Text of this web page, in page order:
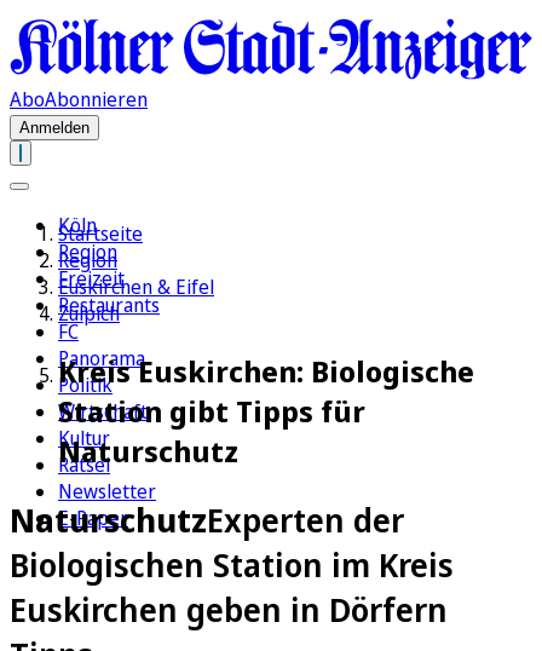
AboAbonnieren
Anmelden
Köln
Region
Freizeit
Restaurants
FC
Panorama
Politik
Wirtschaft
Kultur
Rätsel
Newsletter
E-Paper
Startseite
Region
Euskirchen & Eifel
Zülpich
Kreis Euskirchen: Biologische
Station gibt Tipps für
Naturschutz
NaturschutzExperten der
Biologischen Station im Kreis
Euskirchen geben in Dörfern